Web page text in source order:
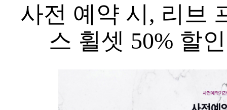
사전 예약 시, 리브
스 휠셋 50% 할